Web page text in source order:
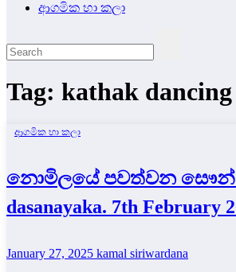
ආගමික හා කලා
Tag: kathak dancing
ආගමික හා කලා
නොමිලයේ පවත්වන
dasanayaka. 7th February
January 27, 2025 kamal siriwardana